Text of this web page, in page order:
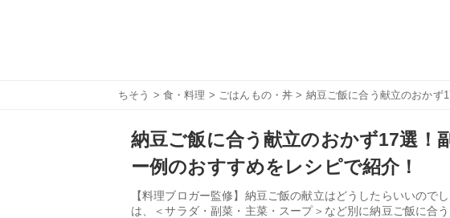
ちそう > 食・料理 > ごはんもの・丼 > 納豆ご飯に合う献立のおかず
納豆ご飯に合う献立のおかず17選！
ー例のおすすめをレシピで紹介！
【料理ブロガー監修】納豆ご飯の献立はどうしたらいいので
は、＜サラダ・副菜・主菜・スープ＞など別に納豆ご飯に合